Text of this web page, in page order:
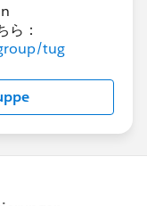
ら：
tug